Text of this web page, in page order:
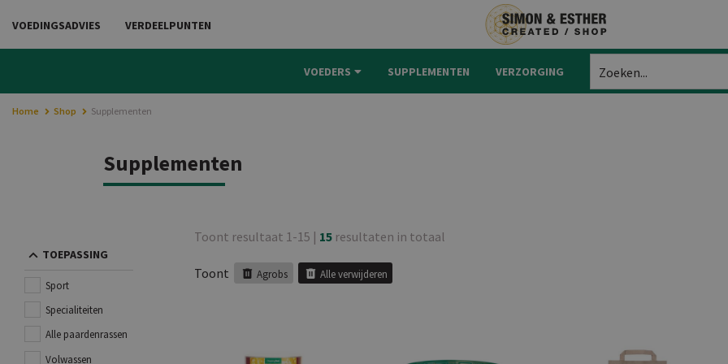
VOEDERS SUPPLEMENTEN VERZORGING Zoeken...
VOEDINGSADVIES VERDEELPUNTEN
Home Shop Supplementen
Supplementen
TOEPASSING
Sport
Specialiteiten
Alle paardenrassen
Volwassen
Toont resultaat 1-15 | 15 resultaten in totaal
Toont Agrobs Alle verwijderen